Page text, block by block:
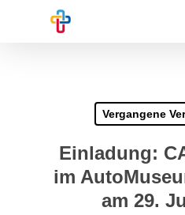
Vergangene
Einladung:
im
am 29.